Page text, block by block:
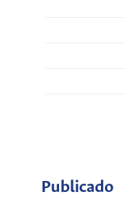
Publicado